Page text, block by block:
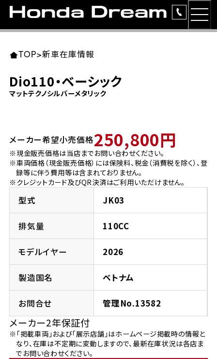
ラインアップ
レンタルバイク
洋用品
イベント
法人向けサービス
お問い合わせ
TOP>新車在庫情報
Dio110・ベーシック
マットテクノシルバーメタリック
メーカー希望小売価格250,800円
※現金販売価格は当店までお問い合わせください。
※車両価格（現金販売価格）には保険料、税金（消費税を除く）、登
録等に伴う費用等は含まれておりません。
※クレジットカード及びQR決済はご利用いただけません。
型式 JK03
排気量 110CC
モデルイヤー 2026
製造国名 ベトナム
お問合せ 管理No.13582
メーカー2年保証付
※「掲載車両」および「展示店舗」はホームページ掲載時の情報と
なり、在庫は不定期に変動しますので、最新在庫状況は各店ま
でお問い合わせください。
東北エリア 店舗一覧
岩手県
宮城県
ホンダドリーム 仙台泉
ホンダドリーム 宮城岩沼
福島県
ホンダドリーム 郡山
関東エリア 店舗一覧
東京都
ホンダドリーム 西東京
ホンダドリーム 練馬
ホンダドリーム 板橋
ホンダドリーム 葛飾
ホンダドリーム 大田
ホンダドリーム 立川
神奈川県
ホンダドリーム 磯子
中部エリア 店舗一覧
愛知県
ホンダドリーム 名古屋南
ホンダドリーム 小牧
ホンダドリーム 名古屋東
ホンダドリーム 一宮
ホンダドリーム 豊橋
ホンダドリーム 名古屋上小田井
岐阜県
ホンダドリーム 岐阜
近畿エリア 店舗一覧
大阪府
ホンダドリーム 箕面
ホンダドリーム 藤井寺
ホンダドリーム 東淀川
ホンダドリーム 豊中
京都府
ホンダドリーム 京都北山
中国・四国エリア 店舗一覧
岡山県
広島県
ホンダドリーム 広島
ホンダドリーム 福山
徳島県
ホンダドリーム 徳島
香川県
ホンダドリーム 高松
九州エリア 店舗一覧
福岡県
ホンダドリーム 福岡東
ホンダドリーム 久留米
ホンダドリーム 福岡春日
ホンダドリーム 福岡西
熊本県